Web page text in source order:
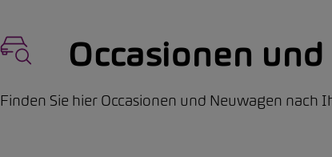
Occasionen
Finden Sie hier Occasionen und Neuwagen nach